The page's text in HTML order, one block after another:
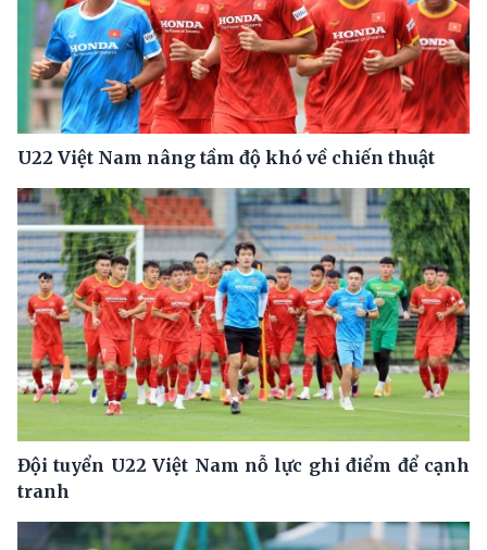
U22 Việt Nam nâng tầm độ khó về chiến thuật
Đội tuyển U22 Việt Nam nỗ lực ghi điểm để cạnh
tranh